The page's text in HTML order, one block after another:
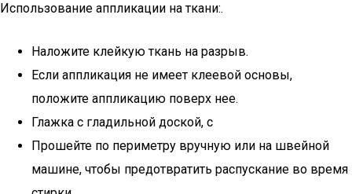
Использование аппликации на ткани:.
Наложите клейкую ткань на разрыв.
Если аппликация не имеет клеевой основы,
положите аппликацию поверх нее.
Глажка с гладильной доской, с
Прошейте по периметру вручную или на швейной
машине, чтобы предотвратить распускание во время